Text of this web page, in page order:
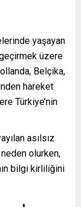
yaşayan
üzere
Belçika,
hareket
Türkiye’nin
asılsız
olurken,
bilgi kirliliğini